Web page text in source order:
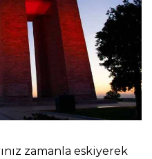
zamanla eskiyerek